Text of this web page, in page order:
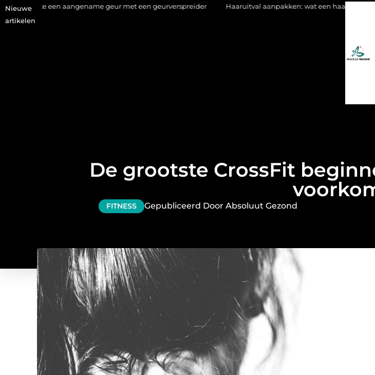
Nieuwe
artikelen
aangename geur met een geurverspreider Haaruitval aanpakken: wat een haartransplantatie
De grootste CrossFit
FITNESS Gepubliceerd Door Absoluut Gezond